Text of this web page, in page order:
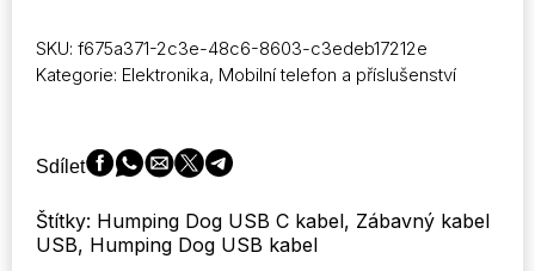
C
Mini
Dog
Toy
kabel
pro
SKU: f675a371-2c3e-48c6-8603-c3edeb17212e
Kategorie: Elektronika, Mobilní telefon a příslušenství
Sdílet
Štítky: Humping Dog USB C kabel, Zábavný kabel
USB, Humping Dog USB kabel